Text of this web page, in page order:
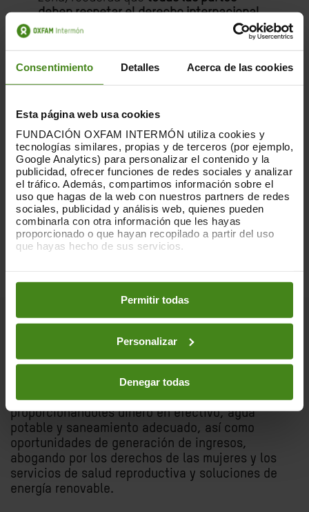
Consentimiento Detalles Acerca de las cookies
Esta página web usa cookies
FUNDACIÓN OXFAM INTERMÓN utiliza cookies y
tecnologías similares, propias y de terceros (por ejemplo,
Google Analytics) para personalizar el contenido y la
publicidad, ofrecer funciones de redes sociales y analizar
el tráfico. Además, compartimos información sobre el
uso que hagas de la web con nuestros partners de redes
sociales, publicidad y análisis web, quienes pueden
combinarla con otra información que les hayas
proporcionado o que hayan recopilado a partir del uso
que hayas hecho de sus servicios.
preferencias accediendo a nuestraPolítica de Cookieso
en los botones facilitados a continuación:
Permitir todas
Personalizar
Denegar todas
deben respetar el derecho internacional
humanitario
y rendir cuentas cuando se
La propagación de las hostilidades en el
Líbano ha infligidoinmensos daños a la
trágica pérdida de vidas
regional más amplia subraya para Oxfam
Intermón la necesidad urgente de un alto
el fuego inmediato y permanente en Gaza.
El Líbano y la región, dice la ONG, no
pueden permitirse soportar el peso de
esta crisis.
Notas para la edición:
Oxfam Intermón trabaja en el Líbano desde 1993,
en asociación con organizaciones locales, para
apoyar a las personas desfavorecidas
proporcionándoles dinero en efectivo, agua
potable y saneamiento adecuado, así como
oportunidades de generación de ingresos,
abogando por los derechos de las mujeres y los
servicios de salud reproductiva y soluciones de
energía renovable.